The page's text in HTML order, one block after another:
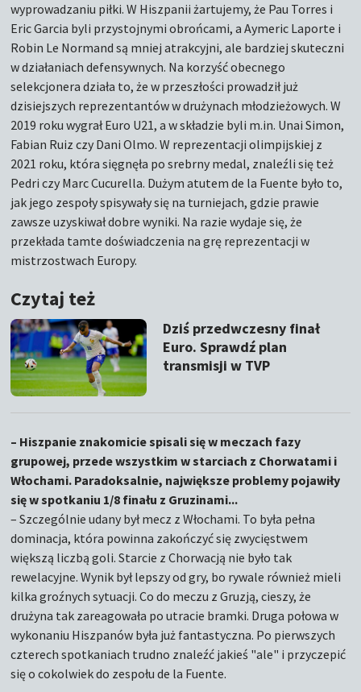
wyprowadzaniu piłki. W Hiszpanii żartujemy, że Pau Torres i
Eric Garcia byli przystojnymi obrońcami, a Aymeric Laporte i
Robin Le Normand są mniej atrakcyjni, ale bardziej skuteczni
w działaniach defensywnych. Na korzyść obecnego
selekcjonera działa to, że w przeszłości prowadził już
dzisiejszych reprezentantów w drużynach młodzieżowych. W
2019 roku wygrał Euro U21, a w składzie byli m.in. Unai Simon,
Fabian Ruiz czy Dani Olmo. W reprezentacji olimpijskiej z
2021 roku, która sięgnęła po srebrny medal, znaleźli się też
Pedri czy Marc Cucurella. Dużym atutem de la Fuente było to,
jak jego zespoły spisywały się na turniejach, gdzie prawie
zawsze uzyskiwał dobre wyniki. Na razie wydaje się, że
przekłada tamte doświadczenia na grę reprezentacji w
mistrzostwach Europy.
Czytaj też
Dziś przedwczesny finał
Euro. Sprawdź plan
transmisji w TVP
– Hiszpanie znakomicie spisali się w meczach fazy
grupowej, przede wszystkim w starciach z Chorwatami i
Włochami. Paradoksalnie, największe problemy pojawiły
się w spotkaniu 1/8 finału z Gruzinami...
– Szczególnie udany był mecz z Włochami. To była pełna
dominacja, która powinna zakończyć się zwycięstwem
większą liczbą goli. Starcie z Chorwacją nie było tak
rewelacyjne. Wynik był lepszy od gry, bo rywale również mieli
kilka groźnych sytuacji. Co do meczu z Gruzją, cieszy, że
drużyna tak zareagowała po utracie bramki. Druga połowa w
wykonaniu Hiszpanów była już fantastyczna. Po pierwszych
czterech spotkaniach trudno znaleźć jakieś "ale" i przyczepić
się o cokolwiek do zespołu de la Fuente.